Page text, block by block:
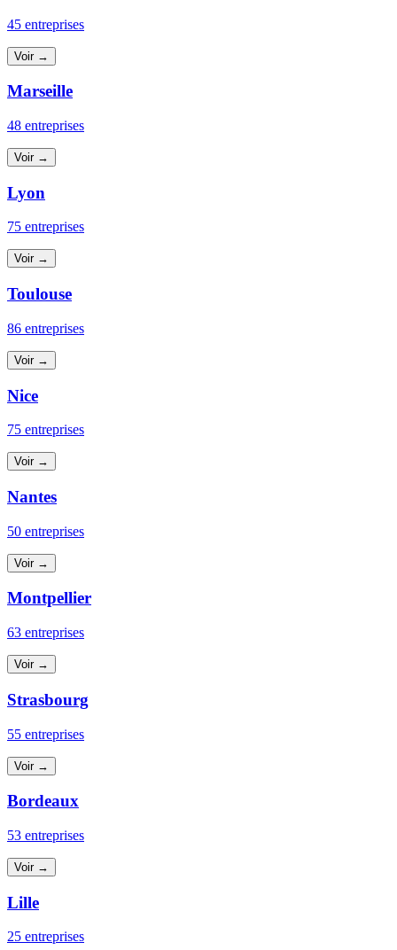
45 entreprises
Voir →
Marseille
48 entreprises
Voir →
Lyon
75 entreprises
Voir →
Toulouse
86 entreprises
Voir →
Nice
75 entreprises
Voir →
Nantes
50 entreprises
Voir →
Montpellier
63 entreprises
Voir →
Strasbourg
55 entreprises
Voir →
Bordeaux
53 entreprises
Voir →
Lille
25 entreprises